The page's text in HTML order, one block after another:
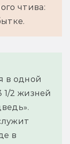
чтива:
в одной
2 жизней
в